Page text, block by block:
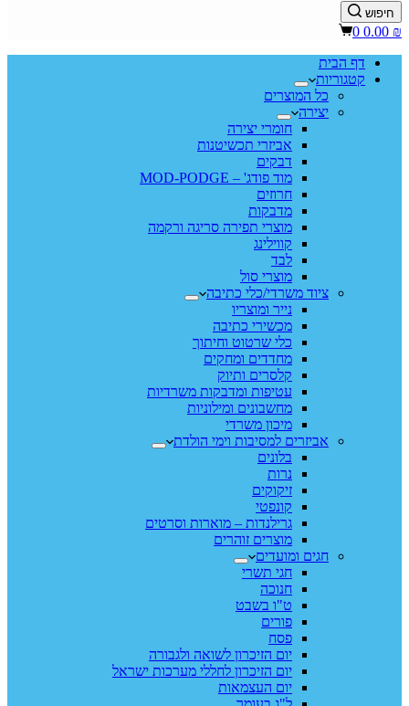
חיפוש
Shopping
0.00 ₪
0
דף הבית
קטגוריות
כל המוצרים
יצירה
חומרי יצירה
אביזרי תכשיטנות
דבקים
מוד פודג' – MOD-PODGE
חרוזים
מדבקות
מוצרי תפירה סריגה ורקמה
קווילינג
לבד
מוצרי סול
ציוד משרדי/כלי כתיבה
נייר ומוצריו
מכשירי כתיבה
כלי שרטוט וחיתוך
מחדדים ומחקים
קלסרים ותיוק
עטיפות ומדבקות משרדיות
מחשבונים ומילוניות
מיכון משרדי
אביזרים למסיבות וימי הולדת
בלונים
נרות
זיקוקים
קונפטי
גרילנדות – מוארות וסרטים
מוצרים זוהרים
חגים ומועדים
חגי תשרי
חנוכה
ט"ו בשבט
פורים
פסח
יום הזיכרון לשואה ולגבורה
יום הזיכרון לחללי מערכות ישראל
יום העצמאות